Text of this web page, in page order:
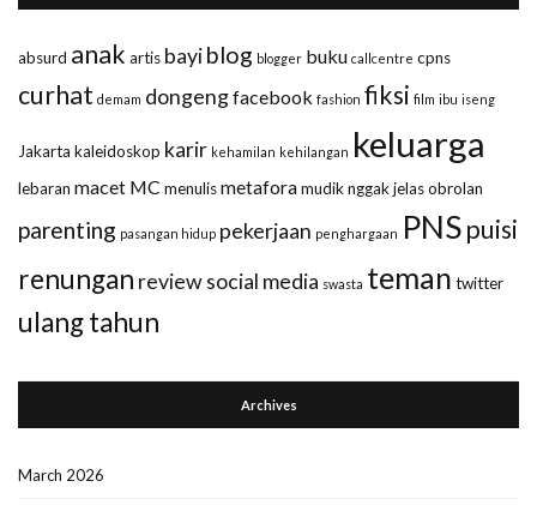
absurd anak artis bayiblog blogger buku callcentre cpns
curhat demam dongengfacebook fashion fiksi film ibu iseng
Jakarta kaleidoskop karir kehamilan kehilangan keluarga
lebaran macet MC menulismetaforamudiknggak jelasobrolan
parenting pasangan hidup pekerjaan penghargaan PNSpuisi
renungan reviewsocial media swasta teman twitter
ulang tahun
Archives
March 2026